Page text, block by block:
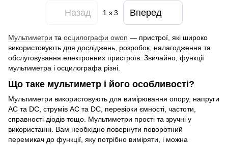
Назад 1з 3 Вперед
Мультиметри та осцилографи owon — пристрої, які широко
використовують для досліджень, розробок, налагодження та
обслуговування електронних пристроїв. Звичайно, функції
мультиметра і осцилографа різні.
Що таке мультиметр і його особливості?
Мультиметри використовують для вимірювання опору, напруги
AC та DC, струмів AC та DC, перевірки ємності, частоти,
справності діодів тощо. Мультиметри прості та зручні у
використанні. Вам необхідно повернути поворотний
перемикач до функції, яку потрібно виміряти, і можна